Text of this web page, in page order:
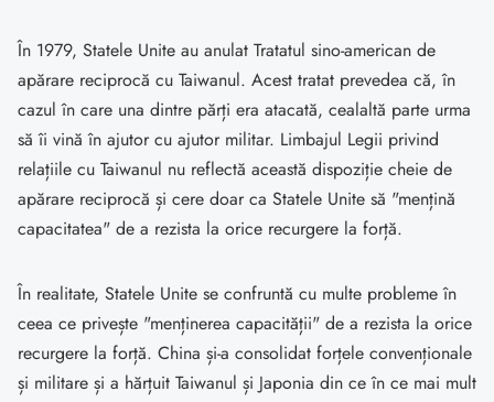
În 1979, Statele Unite au anulat Tratatul sino-american de
apărare reciprocă cu Taiwanul. Acest tratat prevedea că, în
cazul în care una dintre părți era atacată, cealaltă parte urma
să îi vină în ajutor cu ajutor militar. Limbajul Legii privind
relațiile cu Taiwanul nu reflectă această dispoziție cheie de
apărare reciprocă și cere doar ca Statele Unite să "mențină
capacitatea" de a rezista la orice recurgere la forță.
În realitate, Statele Unite se confruntă cu multe probleme în
ceea ce privește "menținerea capacității" de a rezista la orice
recurgere la forță. China și-a consolidat forțele convenționale
și militare și a hărțuit Taiwanul și Japonia din ce în ce mai mult